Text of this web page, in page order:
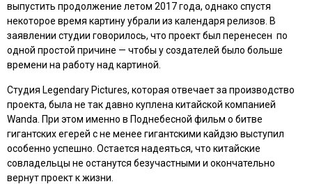
выпустить продолжение летом 2017 года, однако спустя
некоторое время картину убрали из календаря релизов. В
заявлении студии говорилось, что проект был перенесен по
одной простой причине — чтобы у создателей было больше
времени на работу над картиной.
Студия Legendary Pictures, которая отвечает за производство
проекта, была не так давно куплена китайской компанией
Wanda. При этом именно в Поднебесной фильм о битве
гигантских егерей с не менее гигантскими кайдзю выступил
особенно успешно. Остается надеяться, что китайские
совладельцы не останутся безучастными и окончательно
вернут проект к жизни.